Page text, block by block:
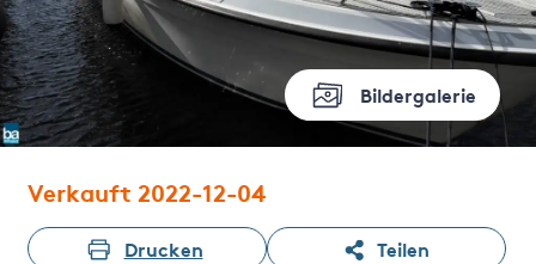
Bildergalerie
Verkauft 2022-12-04
Drucken Teilen